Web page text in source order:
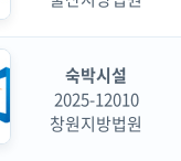
숙박시설
2025-12010
창원지방법원